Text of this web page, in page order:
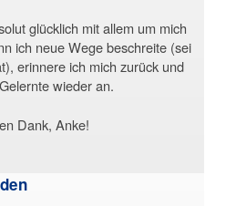
glücklich mit allem um mich
ich neue Wege beschreite (sei
erinnere ich mich zurück und
wieder an.
Dank, Anke!